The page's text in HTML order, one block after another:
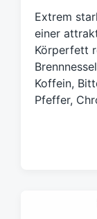
a
g
w
ö
t
e
Extrem
einer
Körperfett
Koffein,
Pfeffer,